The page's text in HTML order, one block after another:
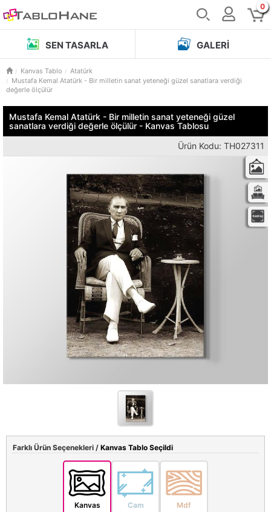
0
SEN TASARLA GALERI
Kanvas Tablo
Atatürk
Mustafa Kemal Atatürk - Bir milletin sanat yeteneği güzel sanatlara verdiği
değerle ölçülür
Mustafa Kemal Atatürk - Bir milletin sanat yeteneği güzel
sanatlara verdiği değerle ölçülür - Kanvas Tablosu
Ürün Kodu: TH027311
Farklı Ürün Seçenekleri / Kanvas Tablo Seçildi
Kanvas Cam Mdf